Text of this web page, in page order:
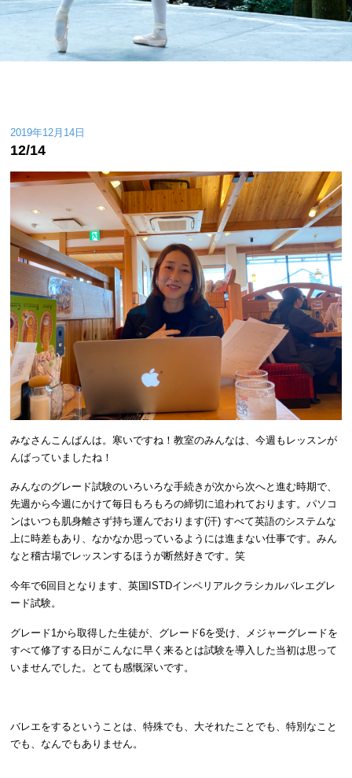
2019年12月14日
12/14
みなさんこんばんは。寒いですね！教室のみんなは、今週もレッスンが
んばっていましたね！
みんなのグレード試験のいろいろな手続きが次から次へと進む時期で、
先週から今週にかけて毎日もろもろの締切に追われております。パソコ
ンはいつも肌身離さず持ち運んでおります(汗) すべて英語のシステムな
上に時差もあり、なかなか思っているようには進まない仕事です。みん
なと稽古場でレッスンするほうが断然好きです。笑
今年で6回目となります、英国ISTDインペリアルクラシカルバレエグレ
ード試験。
グレード1から取得した生徒が、グレード6を受け、メジャーグレードを
すべて修了する日がこんなに早く来るとは試験を導入した当初は思って
いませんでした。とても感慨深いです。
バレエをするということは、特殊でも、大それたことでも、特別なこと
でも、なんでもありません。